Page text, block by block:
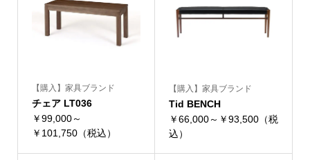
【購入】家具ブランド
チェア LT036
￥99,000～
￥101,750（税込）
【購入】家具ブランド
Tid BENCH
￥66,000～￥93,500（税
込）